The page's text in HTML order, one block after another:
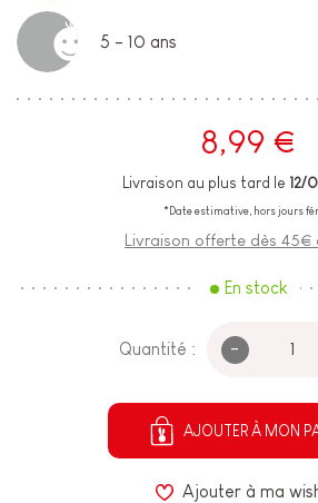
5 - 10 ans
8,99 €
Livraison au plus tard le 12/
*Date estimative, hors jours
Livraison offerte dès 45€
En stock
Quantité : -
AJOUTER À MON
Ajouter à ma